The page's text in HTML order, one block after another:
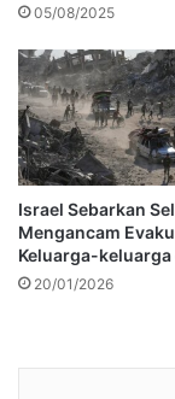
05/08/2025
Israel Sebarkan
Mengancam
Keluarga-keluarga
20/01/2026